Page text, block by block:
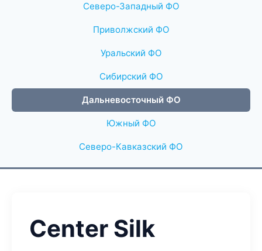
Северо-Западный ФО
Приволжский ФО
Уральский ФО
Сибирский ФО
Дальневосточный ФО
Южный ФО
Северо-Кавказский ФО
Center Silk